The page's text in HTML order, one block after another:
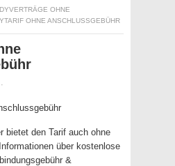
OHNE
OHNE ANSCHLUSSGEBÜHR
·
bietet den Tarif auch ohne
über kostenlose
&